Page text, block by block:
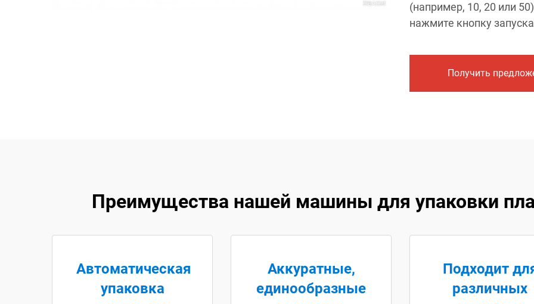
(например, 10, 20 или
нажмите кнопку
Получить
Преимущества нашей машины для упаковки
Автоматическая
упаковка
Аккуратные,
единообразные
Подходит
различных